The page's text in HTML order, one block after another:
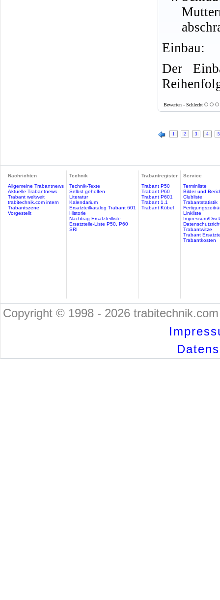
Einbau:
Der
Bewerten - Schlecht
1 2 3 4 5
Nachrichten
Allgemeine Trabantnews
Aktuelle Trabantnews
Trabant weltweit
trabitechnik.com intern
Trabantszene
Vorgestellt
Technik
Technik-Texte
Selbst geholfen
Literatur
Kalendarium
Ersatzteilkatalog Trabant 601
Historie
Nachtrag Ersatzteilliste
Ersatzteile-Liste P50, P60
SRI
Trabantregister
Trabant P50
Trabant P60
Trabant P601
Trabant 1.1
Trabant Kübel
Service
Terminliste
Bilder und
Clubliste
Trabantstatistik
Linkliste
Impressum/
Trabantwitze
Trabant
Trabantkosten
Copyright © 1998 - 2026